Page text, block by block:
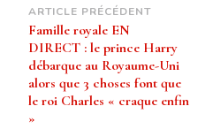
Navigation
d’article
ARTICLE PRÉCÉDENT
Famille royale EN
DIRECT : le prince Harry
débarque au Royaume-Uni
alors que 3 choses font que
le roi Charles « craque enfin
»